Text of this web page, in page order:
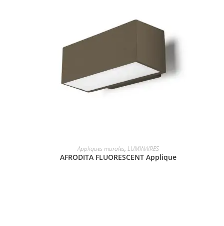
Appliques murales, LUMINAIRES
AFRODITA FLUORESCENT Applique